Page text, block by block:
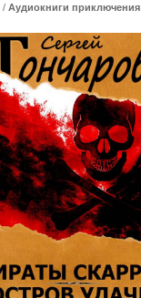
/ Аудиокниги приключения